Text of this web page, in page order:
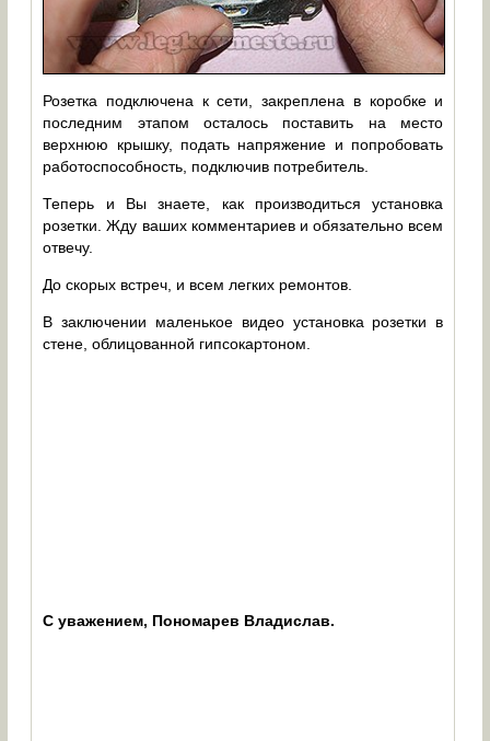
Розетка подключена к сети, закреплена в коробке и
последним этапом осталось поставить на место
верхнюю крышку, подать напряжение и попробовать
работоспособность, подключив потребитель.
Теперь и Вы знаете, как производиться установка
розетки. Жду ваших комментариев и обязательно всем
отвечу.
До скорых встреч, и всем легких ремонтов.
В заключении маленькое видео установка розетки в
стене, облицованной гипсокартоном.
С уважением, Пономарев Владислав.